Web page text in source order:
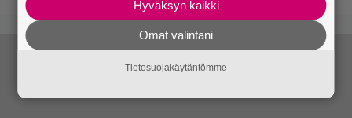
Hyväksyn kaikki
Omat valintani
Tietosuojakäytäntömme